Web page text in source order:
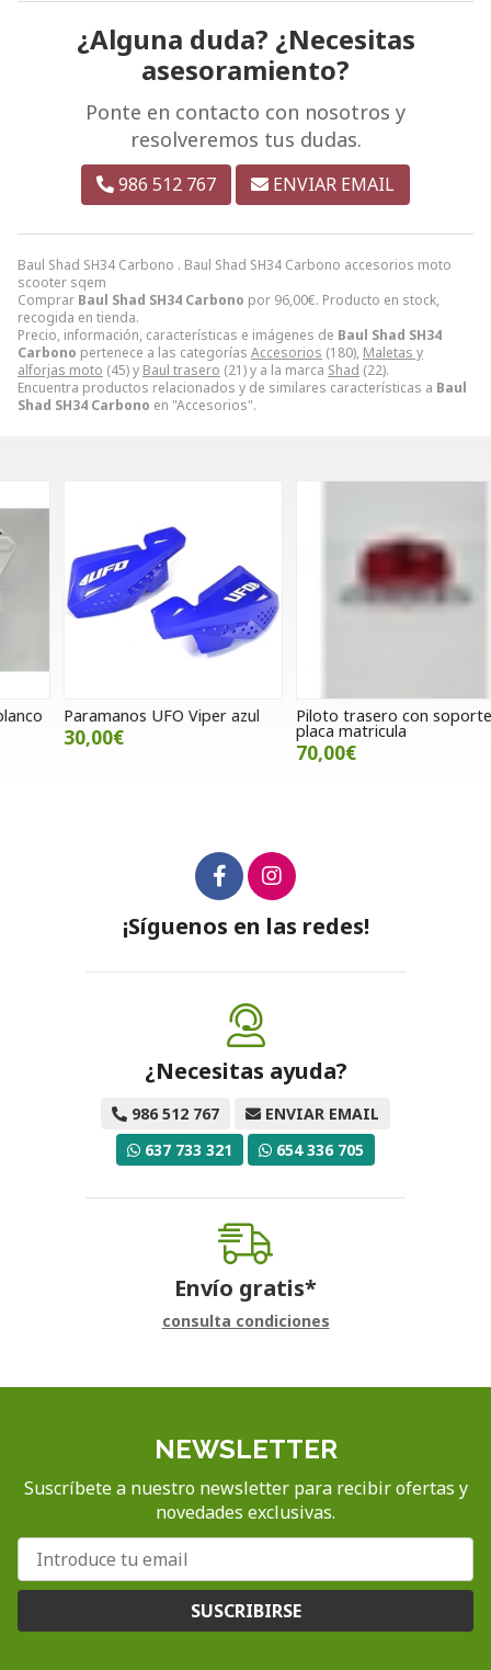
Baul Shad SH34 Carbono . Baul Shad SH34 Carbono accesorios moto
scooter sqem
Comprar Baul Shad SH34 Carbono por 96,00€. Producto en stock,
recogida en tienda.
Precio, información, características e imágenes de Baul Shad SH34
Carbono pertenece a las categorías Accesorios (180), Maletas y
alforjas moto (45) y Baul trasero (21) y a la marca Shad (22).
Encuentra productos relacionados y de similares características a Baul
Shad SH34 Carbono en "Accesorios".
¿Alguna duda? ¿Necesitas
asesoramiento?
Ponte en contacto con nosotros y
resolveremos tus dudas.
986 512 767 ENVIAR EMAIL
Paramanos UFO Viper azul
30,00€
Piloto trasero con soporte
placa matricula
70,00€
¡Síguenos en las redes!
¿Necesitas ayuda?
986 512 767
ENVIAR EMAIL
637 733 321
654 336 705
Envío gratis*
consulta condiciones
NEWSLETTER
Suscríbete a nuestro newsletter para recibir ofertas y
novedades exclusivas.
SUSCRIBIRSE